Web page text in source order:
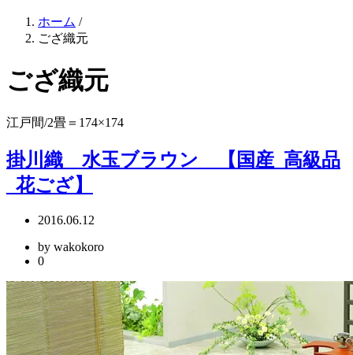
ホーム /
ござ織元
ござ織元
江戸間/2畳＝174×174
掛川織 水玉ブラウン 【国産_高級品
_花ござ】
2016.06.12
by wakokoro
0